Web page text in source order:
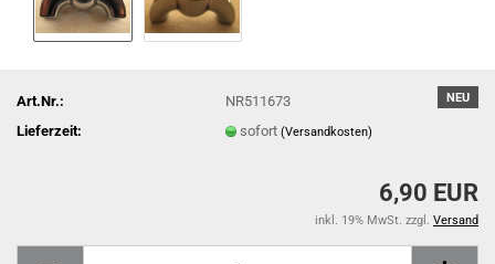
NEU
Art.Nr.:
NR511673
Lieferzeit:
sofort(Versandkosten)
6,90 EUR
inkl. 19% MwSt. zzgl. Versand